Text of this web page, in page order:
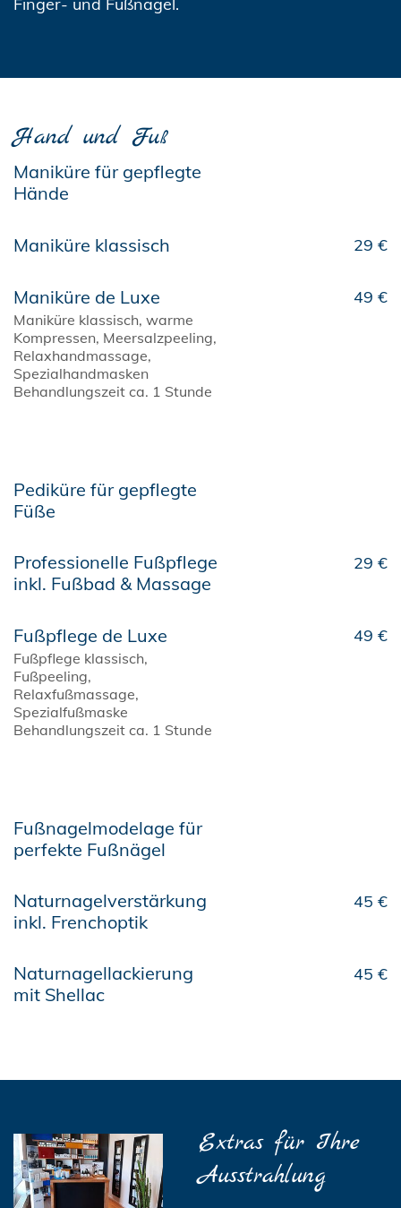
Hand und Fuß
Maniküre für gepflegte
Hände
Maniküre klassisch 29 €
Maniküre de Luxe 49 €
Maniküre klassisch, warme
Kompressen, Meersalzpeeling,
Relaxhandmassage,
Spezialhandmasken
Behandlungszeit ca. 1 Stunde
Pediküre für gepflegte
Füße
Professionelle Fußpflege
inkl. Fußbad & Massage
29 €
Fußpflege de Luxe 49 €
Fußpflege klassisch,
Fußpeeling,
Relaxfußmassage,
Spezialfußmaske
Behandlungszeit ca. 1 Stunde
Fußnagelmodelage für
perfekte Fußnägel
Naturnagelverstärkung
inkl. Frenchoptik
45 €
Naturnagellackierung
mit Shellac
45 €
Extras für Ihre
Ausstrahlung